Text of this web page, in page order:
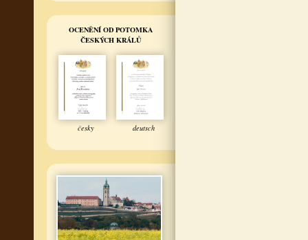
OCENĚNÍ OD POTOMKA
ČESKÝCH KRÁLŮ
česky deutsch